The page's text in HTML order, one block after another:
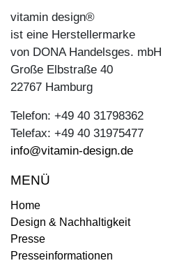
vitamin design®
ist eine Herstellermarke
von DONA Handelsges. mbH
Große Elbstraße 40
22767 Hamburg
Telefon: +49 40 31798362
Telefax: +49 40 31975477
info@vitamin-design.de
MENÜ
Home
Design & Nachhaltigkeit
Presse
Presseinformationen